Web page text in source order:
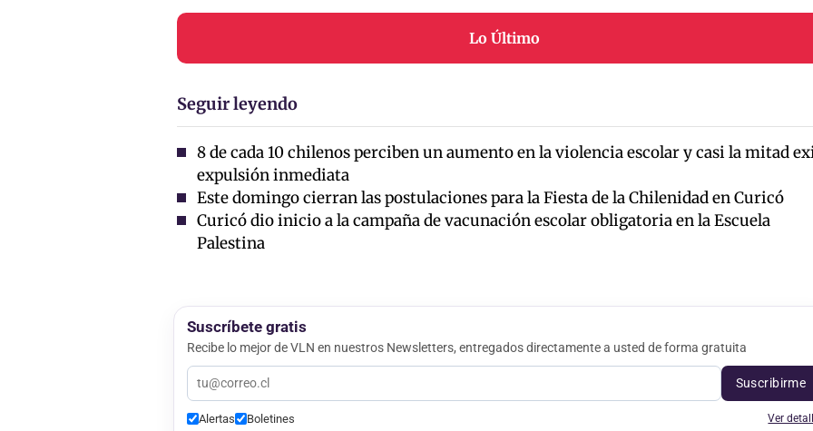
Lo Último
Seguir leyendo
8 de cada 10 chilenos perciben un aumento en la violencia escolar y casi la mitad
expulsión inmediata
Este domingo cierran las postulaciones para la Fiesta de la Chilenidad en Curicó
Curicó dio inicio a la campaña de vacunación escolar obligatoria en la Escuela
Palestina
Suscríbete gratis
Recibe lo mejor de VLN en nuestros Newsletters, entregados directamente a usted de forma gratuita
Suscribirme
Alertas Boletines Ver